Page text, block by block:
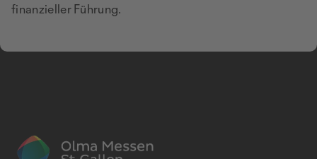
finanzieller Führung.